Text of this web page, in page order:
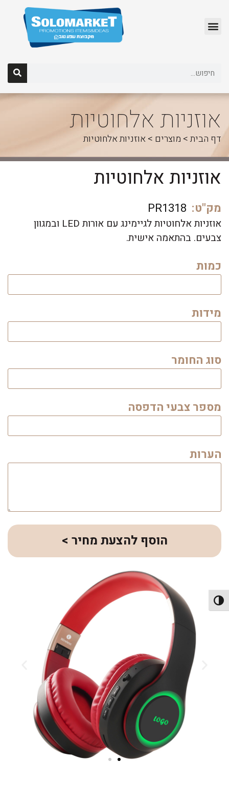
הפעל/כבה ניגודיות גבוהה
אוזניות אלחוטיות
דף הבית> מוצרים >אוזניות אלחוטיות
אוזניות אלחוטיות
מק"ט: PR1318
אוזניות אלחוטיות לגיימינג עם אורות LED ובמגוון
צבעים. בהתאמה אישית.
כמות
מידות
סוג החומר
מספר צבעי הדפסה
הערות
הוסף להצעת מחיר >